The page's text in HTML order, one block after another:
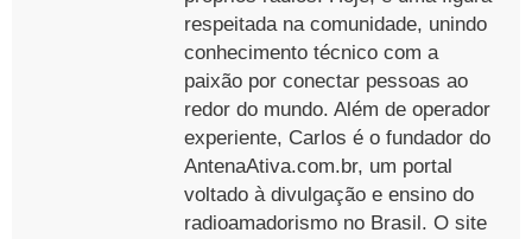
respeitada na comunidade, unindo
conhecimento técnico com a
paixão por conectar pessoas ao
redor do mundo. Além de operador
experiente, Carlos é o fundador do
AntenaAtiva.com.br, um portal
voltado à divulgação e ensino do
radioamadorismo no Brasil. O site